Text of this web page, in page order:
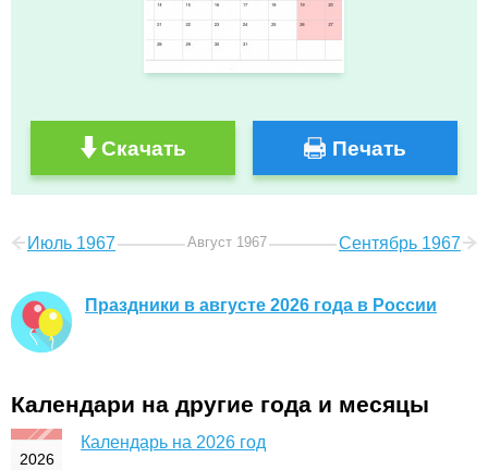
Скачать Печать
Июль 1967 Август 1967 Сентябрь 1967
Праздники в августе 2026 года в России
Календари на другие года и месяцы
Календарь на 2026 год